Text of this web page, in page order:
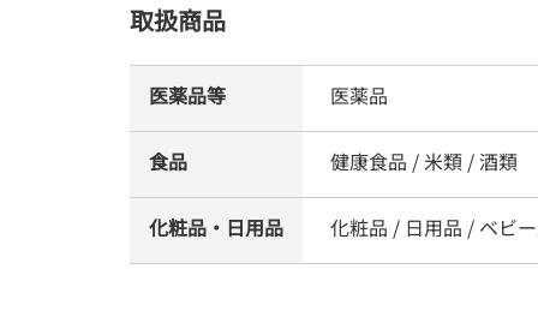
取扱商品
医薬品等 医薬品
食品 健康食品 / 米類 / 酒類
化粧品・日用品 化粧品 / 日用品 / ベビ